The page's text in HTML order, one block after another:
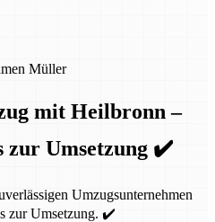
Müller
mit Heilbronn –
zur Umsetzung ✔️
Umzugsunternehmen
zur Umsetzung. ✔️